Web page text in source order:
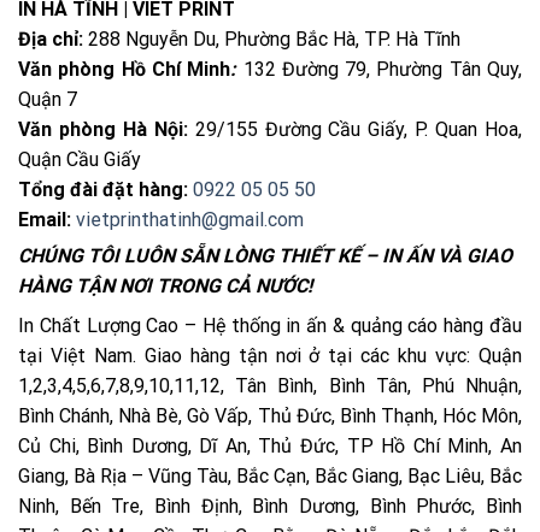
IN HÀ TĨNH | VIET PRINT
Địa chỉ: 288 Nguyễn Du, Phường Bắc Hà, TP. Hà Tĩnh
Văn phòng Hồ Chí Minh:132 Đường 79, Phường Tân Quy,
Quận 7
Văn phòng Hà Nội:29/155 Đường Cầu Giấy, P. Quan Hoa,
Quận Cầu Giấy
Tổng đài đặt hàng: 0922 05 05 50
Email: vietprinthatinh@gmail.com
CHÚNG TÔI LUÔN SẴN LÒNG THIẾT KẾ – IN ẤN VÀ GIAO
HÀNG TẬN NƠI TRONG CẢ NƯỚC!
In Chất Lượng Cao – Hệ thống in ấn & quảng cáo hàng đầu
tại Việt Nam. Giao hàng tận nơi ở tại các khu vực: Quận
1,2,3,4,5,6,7,8,9,10,11,12, Tân Bình, Bình Tân, Phú Nhuận,
Bình Chánh, Nhà Bè, Gò Vấp, Thủ Đức, Bình Thạnh, Hóc Môn,
Củ Chi, Bình Dương, Dĩ An, Thủ Đức, TP Hồ Chí Minh, An
Giang, Bà Rịa – Vũng Tàu, Bắc Cạn, Bắc Giang, Bạc Liêu, Bắc
Ninh, Bến Tre, Bình Định, Bình Dương, Bình Phước, Bình